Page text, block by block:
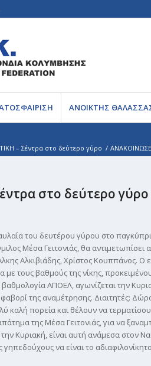
ΑΝΟΙΚΤΗΣ
– Σέντρα στο δεύτερο γύρο /
στο δεύτερο γύρο
του δευτέρου γύρου στο
Μέσα Γειτονιάς, θα αντιμετωπίσει
Αλκιβιάδης, Χρίστος Κουππάνος.
τους βαθμούς της νίκης,
ΑΠΟΕΛ, αγωνίζεται την
της αναμέτρησης. Διαιτητές:
καλή πορεία και θέλουν να
της Μέσα Γειτονιάς, για να
Κυριακή, είναι αυτή ανάμεσα στον
να είναι το